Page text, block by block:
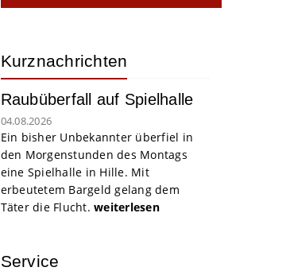
Kurznachrichten
Raubüberfall auf Spielhalle
04.08.2026
Ein bisher Unbekannter überfiel in
den Morgenstunden des Montags
eine Spielhalle in Hille. Mit
erbeutetem Bargeld gelang dem
Täter die Flucht. weiterlesen
Service